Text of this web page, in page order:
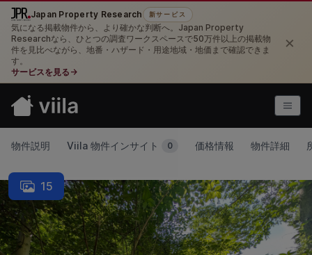
Japan Property Research 新サービス
気になる掲載物件から、より確かな判断へ。Japan Property
Researchなら、ひとつの調査ワークスペースで50万件以上の掲載物
件を見比べながら、地番・ハザード・用途地域・地価まで確認できま
す。
サービスを見る →
×
物件説明 Viila 物件インサイト 0 価格情報 物件詳細
15